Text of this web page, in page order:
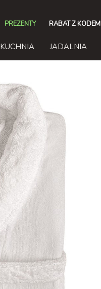
PREZENTY RABAT Z
KUCHNIA JADALNIA